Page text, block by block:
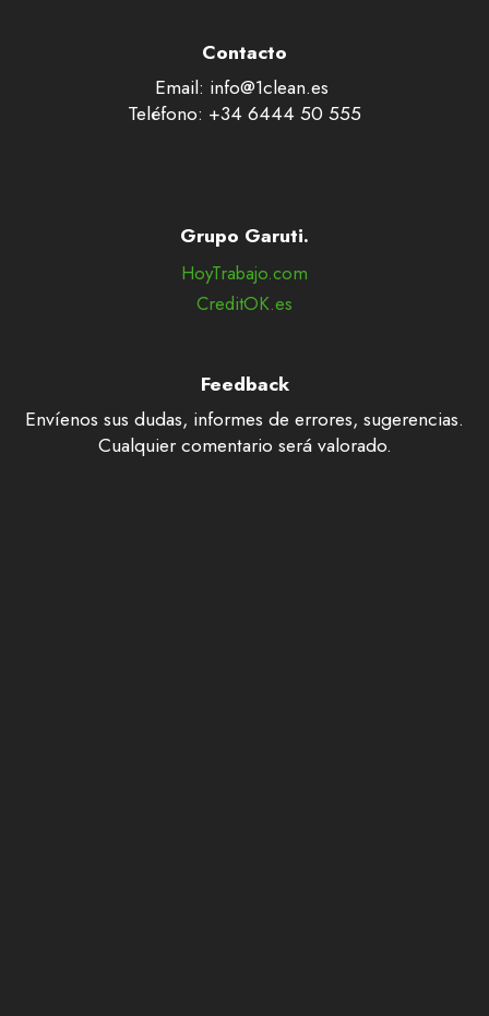
Contacto
Email: info@1clean.es
Teléfono: +34 6444 50 555
Grupo Garuti.
HoyTrabajo.com
CreditOK.es
Feedback
Envíenos sus dudas, informes de errores, sugerencias.
Cualquier comentario será valorado.